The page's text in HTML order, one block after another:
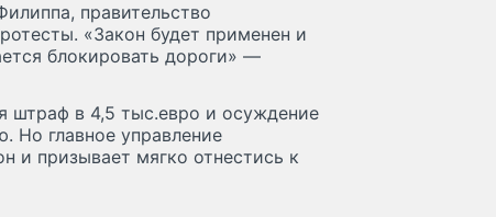
правительство
«Закон будет применен и
блокировать дороги» —
штраф в 4,5 тыс.евро и осуждение
Но главное управление
и призывает мягко отнестись к